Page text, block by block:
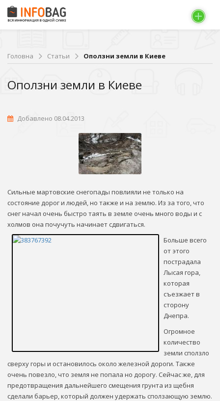
Головна Статьи Оползни земли в Киеве
Оползни земли в Киеве
Добавлено 08.04.2013
Сильные мартовские снегопады повлияли не только на
состояние дорог и людей, но также и на землю. Из за того, что
снег начал очень быстро таять в земле очень много воды и с
холмов она почучуть начинает сдвигаться.
Больше всего
от этого
пострадала
Лысая гора,
которая
съезжает в
сторону
Днепра.
Огромное
количество
земли сползло
сверху горы и остановилось около железной дороги. Также
очень повезло, что земля не попала но дорогу. Сейчас же, для
предотвращения дальнейшего смещения грунта из щебня
сделали барьер, который должен удержать сползающую землю.